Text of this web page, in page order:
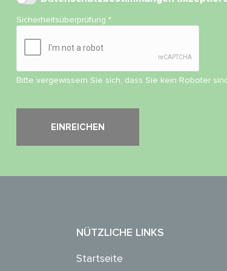
Sicherheitsüberprüfung*
Bitte vergewissern Sie sich, dass Sie kein Roboter
NÜTZLICHE LINKS
Startseite